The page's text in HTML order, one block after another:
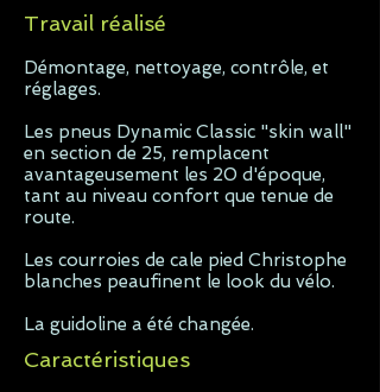
Travail réalisé
Démontage, nettoyage, contrôle, et
réglages.
Les pneus Dynamic Classic "skin wall"
en section de 25, remplacent
avantageusement les 20 d'époque,
tant au niveau confort que tenue de
route.
Les courroies de cale pied Christophe
blanches peaufinent le look du vélo.
La guidoline a été changée.
Caractéristiques